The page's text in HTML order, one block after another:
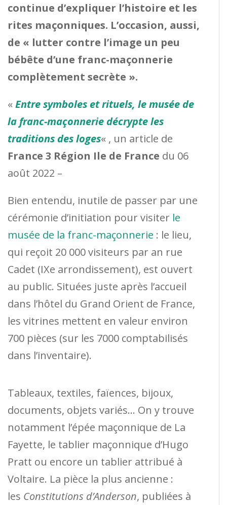
continue d’expliquer l’histoire et les
rites maçonniques. L’occasion, aussi,
de « lutter contre l’image un peu
bébête d’une franc-maçonnerie
complètement secrète ».
«Entre symboles et rituels, le musée de
la franc-maçonnerie décrypte les
traditions des loges« , un article de
France 3 Région Ile de France du 06
août 2022 –
Bien entendu, inutile de passer par une
cérémonie d’initiation pour visiter le
musée de la franc-maçonnerie : le lieu,
qui reçoit 20 000 visiteurs par an rue
Cadet (IXe arrondissement), est ouvert
au public. Situées juste après l’accueil
dans l’hôtel du Grand Orient de France,
les vitrines mettent en valeur environ
700 pièces (sur les 7000 comptabilisés
dans l’inventaire).
Tableaux, textiles, faïences, bijoux,
documents, objets variés… On y trouve
notamment l’épée maçonnique de La
Fayette, le tablier maçonnique d’Hugo
Pratt ou encore un tablier attribué à
Voltaire. La pièce la plus ancienne :
les Constitutions d’Anderson, publiées à